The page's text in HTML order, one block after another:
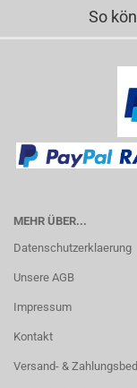
So
MEHR ÜBER...
Datenschutzerklaerung
Unsere AGB
Impressum
Kontakt
Versand- &